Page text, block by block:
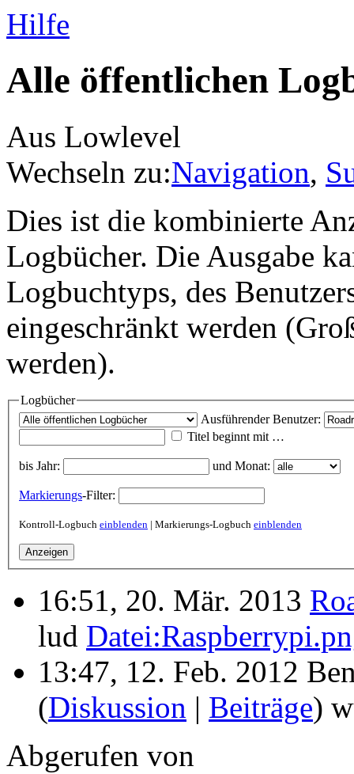
Hilfe
Alle öffentlichen
Aus Lowlevel
Wechseln zu:Navigation,
Dies ist die kombinierte
Logbücher. Die Ausgabe
Logbuchtyps, des
eingeschränkt werden
werden).
Logbücher
Ausführender Benutzer:
Titel beginnt mit …
bis Jahr: und Monat:
Markierungs-Filter:
Kontroll-Logbuch einblenden | Markierungs-Logbuch einblenden
16:51, 20. Mär. 2013
lud
13:47, 12. Feb. 2012
(Diskussion | Beiträge)
Abgerufen von